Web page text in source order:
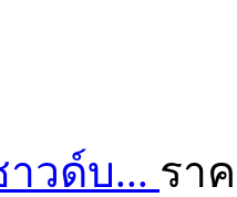
วด์บ... รา